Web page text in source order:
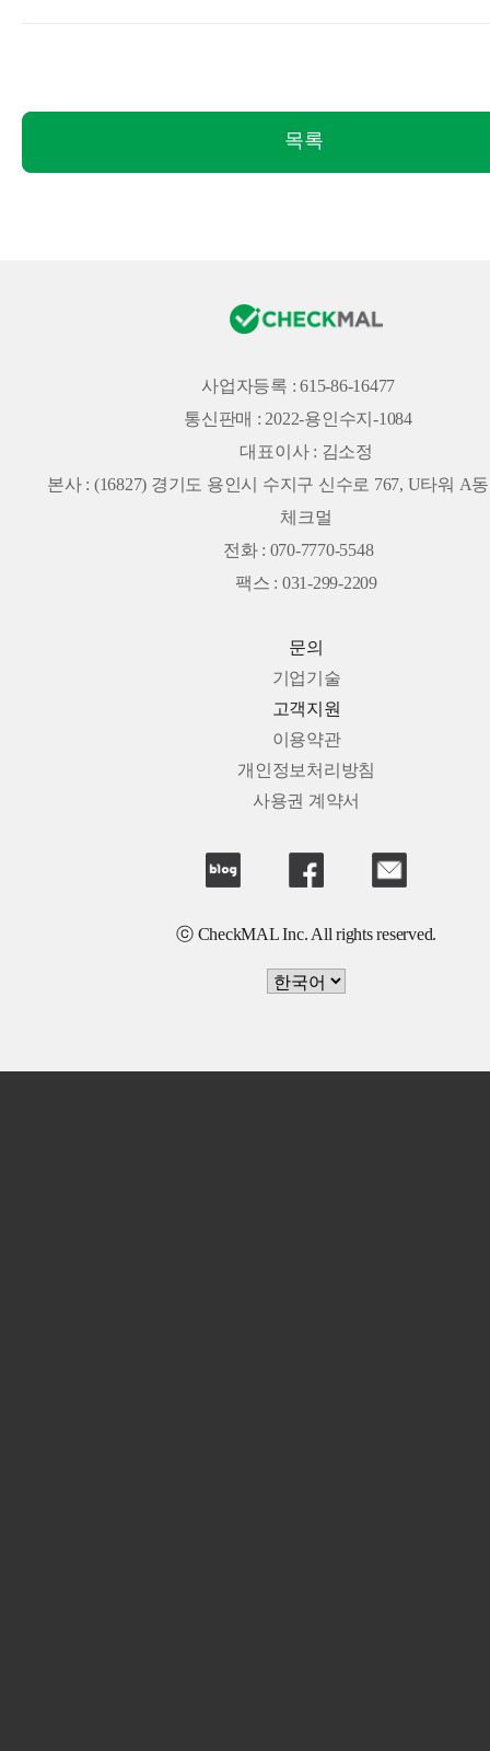
목록
사업자등록 : 615-86-16477
통신판매 : 2022-용인수지-1084
대표이사 : 김소정
본사 : (16827) 경기도 용인시 수지구 신수로 767, U타워 A
체크멀
전화 : 070-7770-5548
팩스 : 031-299-2209
문의
기업기술
고객지원
이용약관
개인정보처리방침
사용권 계약서
ⓒ CheckMAL Inc. All rights reserved.